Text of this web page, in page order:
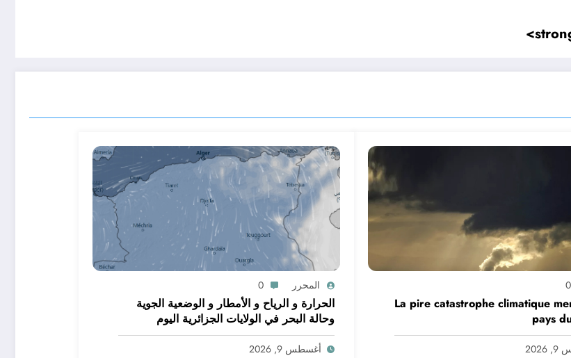
0
La pire catastrophe climatique
pays
المحرر 0
الحرارة و الرياح و الأمطار و الوضعية الجوية
وحالة البحر في الولايات الجزائرية اليوم
أغسطس 9, 2026